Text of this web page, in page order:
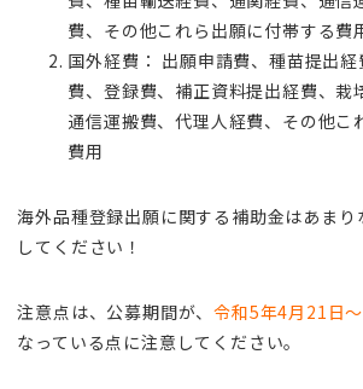
費、その他これら出願に付帯する費
国外経費： 出願申請費、種苗提出
費、登録費、補正資料提出経費、栽
通信運搬費、代理人経費、その他こ
費用
海外品種登録出願に関する補助金はあまり
してください！
注意点は、公募期間が、令和5年4月21日
なっている点に注意してください。